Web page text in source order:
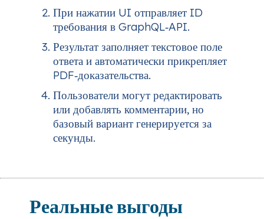
При нажатии UI отправляет ID
требования в GraphQL‑API.
Результат заполняет текстовое поле
ответа и автоматически прикрепляет
PDF‑доказательства.
Пользователи могут редактировать
или добавлять комментарии, но
базовый вариант генерируется за
секунды.
Реальные выгоды